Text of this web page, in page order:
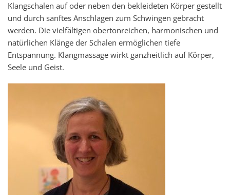
Klangschalen auf oder neben den bekleideten Körper gestellt
und durch sanftes Anschlagen zum Schwingen gebracht
werden. Die vielfältigen obertonreichen, harmonischen und
natürlichen Klänge der Schalen ermöglichen tiefe
Entspannung. Klangmassage wirkt ganzheitlich auf Körper,
Seele und Geist.